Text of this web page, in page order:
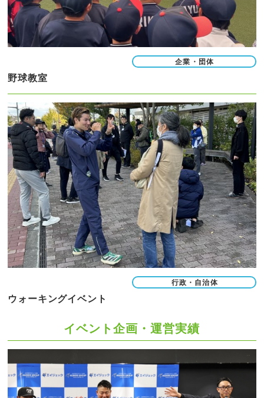
企業・団体
野球教室
行政・自治体
ウォーキングイベント
イベント企画・運営実績